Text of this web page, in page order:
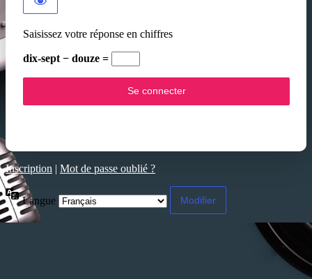
Saisissez votre réponse en chiffres
dix-sept − douze =
Inscription | Mot de passe oublié ?
Langue